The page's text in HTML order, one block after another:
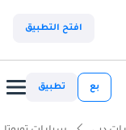
افتح التطبيق
بع تطبيق